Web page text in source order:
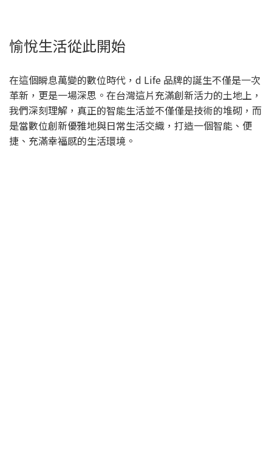
愉悅生活從此開始
在這個瞬息萬變的數位時代，d Life 品牌的誕生不僅是一次
革新，更是一場深思。在台灣這片充滿創新活力的土地上，
我們深刻理解，真正的智能生活並不僅僅是技術的堆砌，而
是當數位創新優雅地與日常生活交織，打造一個智能、便
捷、充滿幸福感的生活環境。